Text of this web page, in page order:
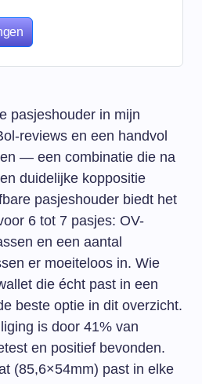
pasjeshouder in mijn
reviews en een handvol
— een combinatie die na
duidelijke koppositie
pasjeshouder biedt het
6 tot 7 pasjes: OV-
en een aantal
er moeiteloos in. Wie
die écht past in een
beste optie in dit overzicht.
is door 41% van
en positief bevonden.
(85,6×54mm) past in elke